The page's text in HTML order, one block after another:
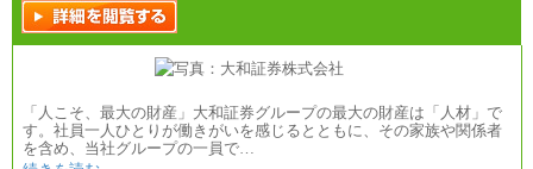
「人こそ、最大の財産」大和証券グループの最大の財産は「人材」で
す。社員一人ひとりが働きがいを感じるとともに、その家族や関係者
を含め、当社グループの一員で…